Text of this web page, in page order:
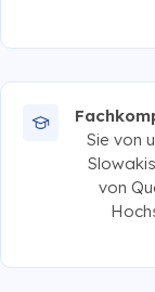
Sie von
von